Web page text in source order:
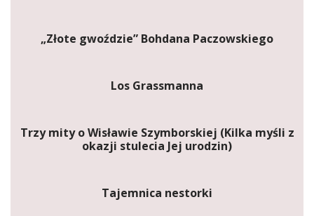
„Złote gwoździe” Bohdana Paczowskiego
Los Grassmanna
Trzy mity o Wisławie Szymborskiej (Kilka myśli z
okazji stulecia Jej urodzin)
Tajemnica nestorki